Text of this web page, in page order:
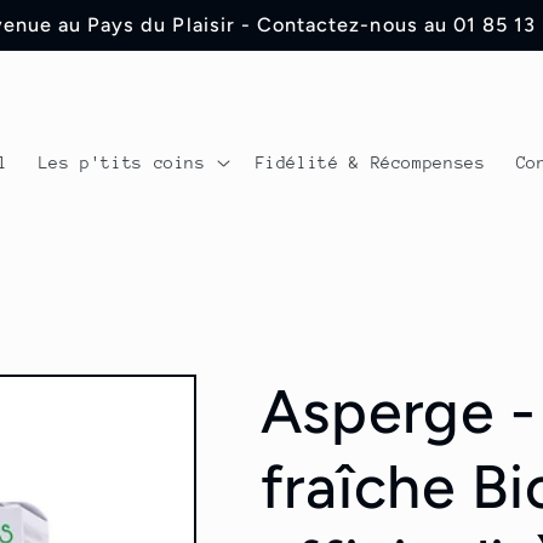
au Pays du Plaisir - Contactez-nous au 01 85 13
Les p'tits coins Fidélité & Récompenses
Asperge
fraîche